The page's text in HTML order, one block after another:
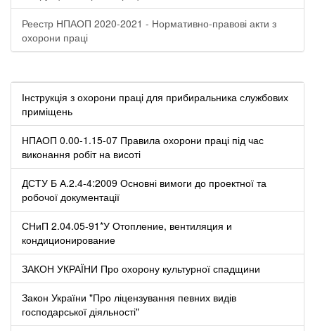
Реестр НПАОП 2020-2021 - Нормативно-правові акти з
охорони праці
Інструкція з охорони праці для прибиральника службових
приміщень
НПАОП 0.00-1.15-07 Правила охорони праці під час
виконання робіт на висоті
ДСТУ Б А.2.4-4:2009 Основні вимоги до проектної та
робочої документації
СНиП 2.04.05-91*У Отопление, вентиляция и
кондиционирование
ЗАКОН УКРАЇНИ Про охорону культурної спадщини
Закон України "Про ліцензування певних видів
господарської діяльності"